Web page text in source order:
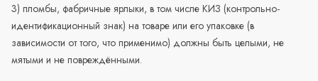
3) пломбы, фабричные ярлыки, в том числе КИЗ (контрольно-
идентификационный знак) на товаре или его упаковке (в
зависимости от того, что применимо) должны быть целыми, не
мятыми и не повреждёнными.